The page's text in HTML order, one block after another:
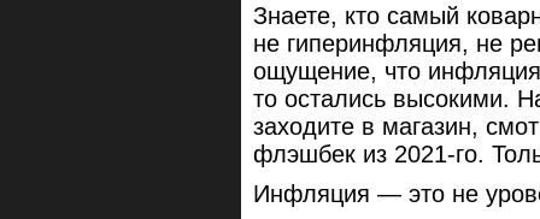
Знаете, кто самый
не гиперинфляция, не
ощущение, что
то остались высокими.
заходите в магазин,
флэшбек из 2021-го.
Инфляция — это не